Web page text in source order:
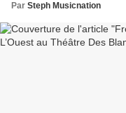
Par Steph Musicnation